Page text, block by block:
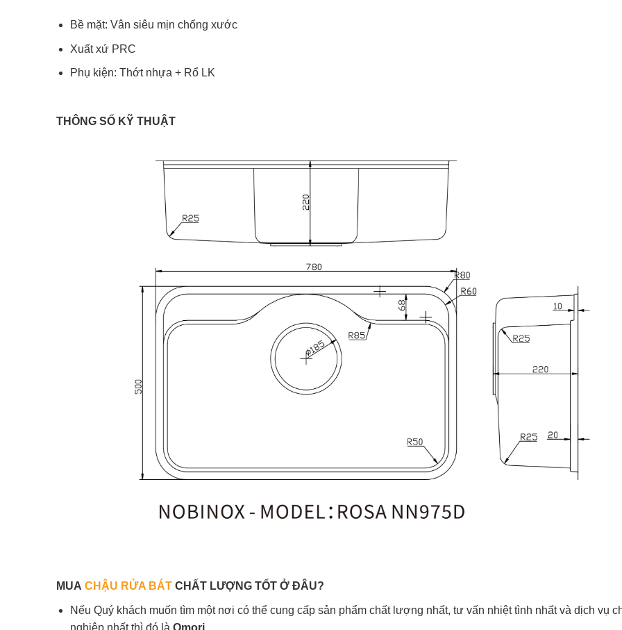
Bề mặt: Vân siêu mịn chống xước
Xuất xứ PRC
Phụ kiện: Thớt nhựa + Rổ LK
THÔNG SỐ KỸ THUẬT
MUA CHẬU RỬA BÁT CHẤT LƯỢNG TỐT Ở ĐÂU?
Nếu Quý khách muốn tìm một nơi có thể cung cấp sản phẩm chất lượng nhất, tư vấn nhiệt tình nhất và dịch vụ
nghiệp nhất thì đó làOmori.